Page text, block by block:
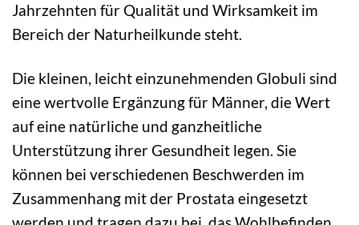
Jahrzehnten für Qualität und Wirksamkeit im
Bereich der Naturheilkunde steht.
Die kleinen, leicht einzunehmenden Globuli sind
eine wertvolle Ergänzung für Männer, die Wert
auf eine natürliche und ganzheitliche
Unterstützung ihrer Gesundheit legen. Sie
können bei verschiedenen Beschwerden im
Zusammenhang mit der Prostata eingesetzt